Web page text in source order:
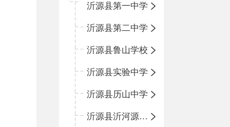
沂源县第一中学
沂源县第二中学
沂源县鲁山学校
沂源县实验中学
沂源县历山中学
沂源县沂河源学校